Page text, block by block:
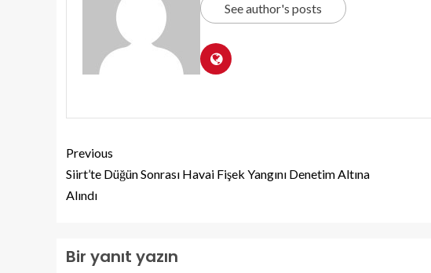
See author's posts
Previous
Siirt’te Düğün Sonrası Havai Fişek Yangını Denetim Altına
Alındı
Bir yanıt yazın